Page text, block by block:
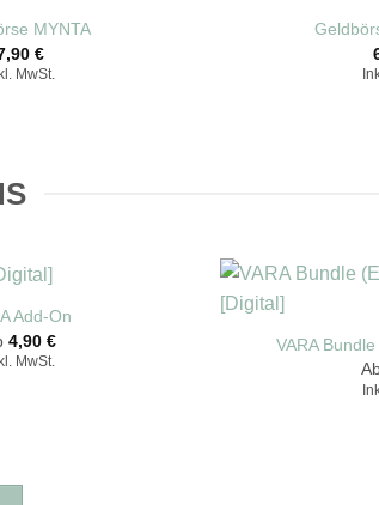
MYNTA
€
MwSt.
Add-On
4,90€
MwSt.
VARA